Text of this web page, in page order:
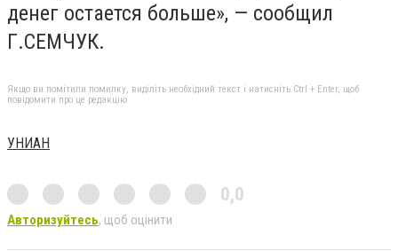
денег остается больше», — сообщил
Г.СЕМЧУК.
Якщо ви помітили помилку, виділіть необхідний текст і натисніть Ctrl + Enter, щоб
повідомити про це редакцію
УНИАН
0,0
Авторизуйтесь, щоб оцінити